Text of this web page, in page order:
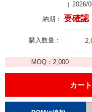
（ 2026/
納期： 要確認
購入数量
MOQ： 2,000